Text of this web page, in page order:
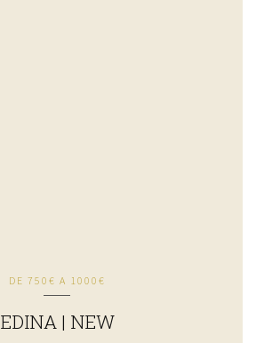
DE 750€ A 1000€
EDINA | NEW